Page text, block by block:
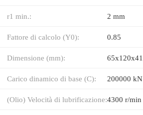
r1 min.: 2 mm
Fattore di calcolo (Y0): 0.85
Dimensione (mm): 65x120x41
Carico dinamico di base (C): 200000 kN
(Olio) Velocità di lubrificazione:4300 r/min